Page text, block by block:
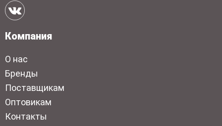
Компания
О нас
Бренды
Поставщикам
Оптовикам
Контакты